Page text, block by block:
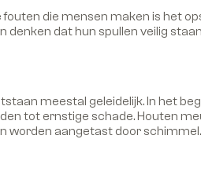
die mensen maken is het
denken dat hun spullen veilig
meestal geleidelijk. In het
tot ernstige schade. Houten
worden aangetast door schimmel.